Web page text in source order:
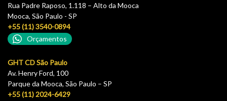
Rua Padre Raposo, 1.118 – Alto da Mooca
Mooca, São Paulo - SP
+55 (11) 3540-0894
Orçamentos
GHT CD São Paulo
Av. Henry Ford, 100
Parque da Mooca, São Paulo – SP
+55 (11) 2024-6429